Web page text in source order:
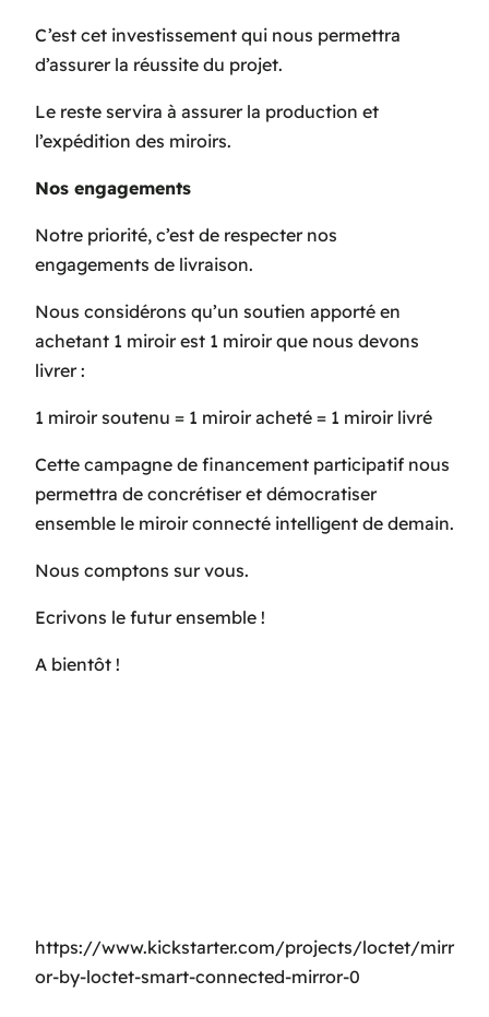
C’est cet investissement qui nous permettra
d’assurer la réussite du projet.
Le reste servira à assurer la production et
l’expédition des miroirs.
Nos engagements
Notre priorité, c’est de respecter nos
engagements de livraison.
Nous considérons qu’un soutien apporté en
achetant 1 miroir est 1 miroir que nous devons
livrer :
1 miroir soutenu = 1 miroir acheté = 1 miroir livré
Cette campagne de financement participatif nous
permettra de concrétiser et démocratiser
ensemble le miroir connecté intelligent de demain.
Nous comptons sur vous.
Ecrivons le futur ensemble !
A bientôt !
https://www.kickstarter.com/projects/loctet/mirr
or-by-loctet-smart-connected-mirror-0